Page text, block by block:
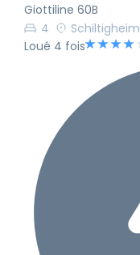
Giottiline 60B
4
Schiltigheim
Loué 4 fois